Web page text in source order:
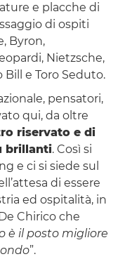
e placche di
di ospiti
Byron,
Nietzsche,
e Toro Seduto.
pensatori,
qui, da oltre
riservato e di
brillanti. Così si
e ci si siede sul
di essere
ed ospitalità, in
Chirico che
è il posto migliore
”.